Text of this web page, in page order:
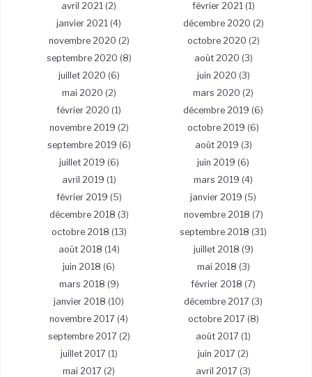
avril 2021 (2) février 2021(1)
janvier 2021 (4) décembre 2020 (2)
novembre 2020 (2) octobre 2020 (2)
septembre 2020 (8) août 2020 (3)
juillet 2020 (6) juin 2020 (3)
mai 2020 (2) mars 2020 (2)
février 2020 (1) décembre 2019 (6)
novembre 2019 (2) octobre 2019 (6)
septembre 2019 (6) août 2019 (3)
juillet 2019 (6) juin 2019 (6)
avril 2019 (1) mars 2019 (4)
février 2019 (5) janvier 2019 (5)
décembre 2018 (3) novembre 2018 (7)
octobre 2018 (13) septembre 2018 (31)
août 2018 (14) juillet 2018 (9)
juin 2018 (6) mai 2018 (3)
mars 2018 (9) février 2018 (7)
janvier 2018 (10) décembre 2017 (3)
novembre 2017 (4) octobre 2017 (8)
septembre 2017 (2) août 2017 (1)
juillet 2017 (1) juin 2017 (2)
mai 2017 (2) avril 2017 (3)